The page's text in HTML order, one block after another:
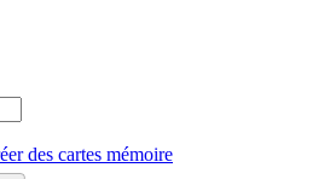
des cartes mémoire